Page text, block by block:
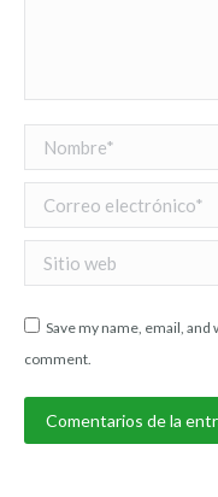
Nombre *
Correo electrónico *
Sitio web
Save my name, email,
comment.
Comentarios de la